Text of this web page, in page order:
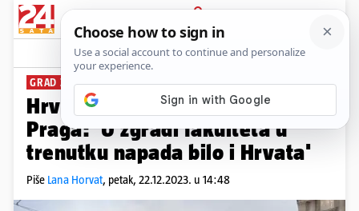
PRIJAVA
News Komentari
GRAD ZAVIJEN U CRNO
Hrvatska veleposlanica iz
Praga: 'U zgradi fakulteta u
trenutku napada bilo i Hrvata'
Piše Lana Horvat, petak, 22.12.2023. u 14:48